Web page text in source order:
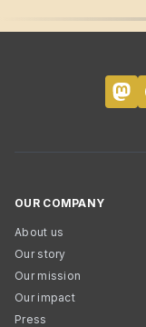
OUR COMPANY
About us
Our story
Our mission
Our impact
Press